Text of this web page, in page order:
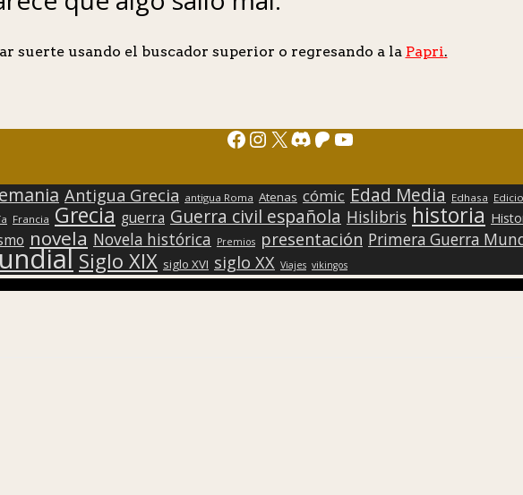
suerte usando el buscador superior o regresando a la Papri.
Facebook
Instagram
X Discord
Patreon
YouTube
Antigua Grecia antigua Roma Atenas cómic Edad Media Edhasa
Francia Grecia guerra Guerra civil española Hislibris historia
novela Novela histórica Premios presentación Primera Guerra
Siglo XIX siglo XVI siglo XX Viajes vikingos